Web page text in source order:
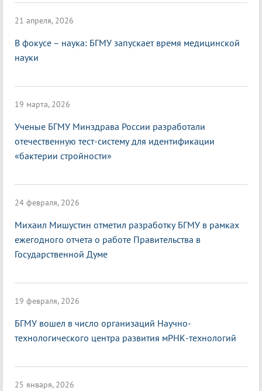
21 апреля, 2026
В фокусе – наука: БГМУ запускает время медицинской
науки
19 марта, 2026
Ученые БГМУ Минздрава России разработали
отечественную тест-систему для идентификации
«бактерии стройности»
24 февраля, 2026
Михаил Мишустин отметил разработку БГМУ в рамках
ежегодного отчета о работе Правительства в
Государственной Думе
19 февраля, 2026
БГМУ вошел в число организаций Научно-
технологического центра развития мРНК-технологий
25 января, 2026